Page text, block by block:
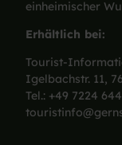
einheimischer
Erhältlich bei:
Tourist-
Igelbachstr. 11,
Tel.: +49 7224